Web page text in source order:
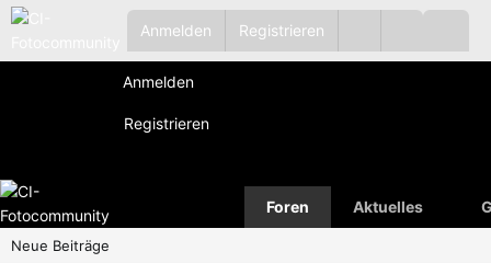
Anmelden Registrieren
Anmelden
Registrieren
Foren Aktuelles
Neue Beiträge